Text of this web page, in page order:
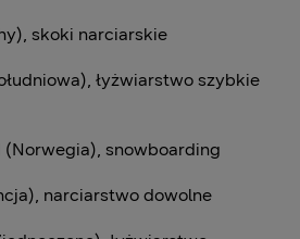
skoki narciarskie
łyżwiarstwo szybkie
(Norwegia), snowboarding
narciarstwo dowolne